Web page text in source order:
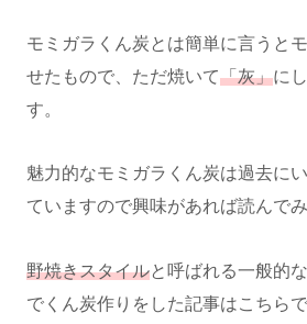
モミガラくん炭とは簡単に言うと
せたもので、ただ焼いて「灰」に
す。
魅力的なモミガラくん炭は過去に
ていますので興味があれば読んでみ
野焼きスタイルと呼ばれる一般的
でくん炭作りをした記事はこちらで